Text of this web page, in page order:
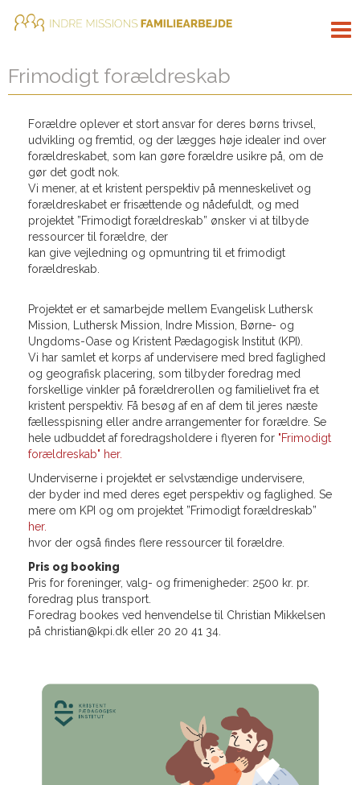
Frimodigt forældreskab
Forældre oplever et stort ansvar for deres børns trivsel,
udvikling og fremtid, og der lægges høje idealer ind over
forældreskabet, som kan gøre forældre usikre på, om de
gør det godt nok.
Vi mener, at et kristent perspektiv på menneskelivet og
forældreskabet er frisættende og nådefuldt, og med
projektet ”Frimodigt forældreskab” ønsker vi at tilbyde
ressourcer til forældre, der
kan give vejledning og opmuntring til et frimodigt
forældreskab.
Projektet er et samarbejde mellem Evangelisk Luthersk
Mission, Luthersk Mission, Indre Mission, Børne- og
Ungdoms-Oase og Kristent Pædagogisk Institut (KPI).
Vi har samlet et korps af undervisere med bred faglighed
og geografisk placering, som tilbyder foredrag med
forskellige vinkler på forældrerollen og familielivet fra et
kristent perspektiv. Få besøg af en af dem til jeres næste
fællesspisning eller andre arrangementer for forældre. Se
hele udbuddet af foredragsholdere i flyeren for "Frimodigt
forældreskab" her.
Underviserne i projektet er selvstændige undervisere,
der byder ind med deres eget perspektiv og faglighed. Se
mere om KPI og om projektet ”Frimodigt forældreskab”
her.
hvor der også findes flere ressourcer til forældre.
Pris og booking
Pris for foreninger, valg- og frimenigheder: 2500 kr. pr.
foredrag plus transport.
Foredrag bookes ved henvendelse til Christian Mikkelsen
på christian@kpi.dk eller 20 20 41 34.